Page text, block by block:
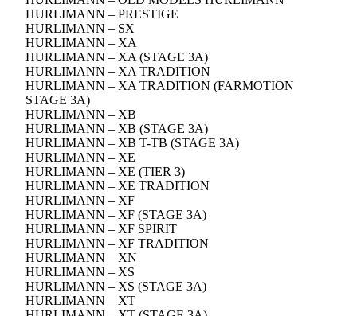
HURLIMANN – PRESTIGE
HURLIMANN – SX
HURLIMANN – XA
HURLIMANN – XA (STAGE 3A)
HURLIMANN – XA TRADITION
HURLIMANN – XA TRADITION (FARMOTION
STAGE 3A)
HURLIMANN – XB
HURLIMANN – XB (STAGE 3A)
HURLIMANN – XB T-TB (STAGE 3A)
HURLIMANN – XE
HURLIMANN – XE (TIER 3)
HURLIMANN – XE TRADITION
HURLIMANN – XF
HURLIMANN – XF (STAGE 3A)
HURLIMANN – XF SPIRIT
HURLIMANN – XF TRADITION
HURLIMANN – XN
HURLIMANN – XS
HURLIMANN – XS (STAGE 3A)
HURLIMANN – XT